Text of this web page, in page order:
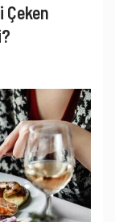
Çeken